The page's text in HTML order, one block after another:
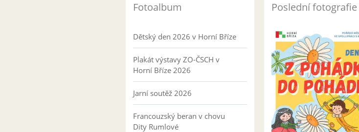
Fotoalbum
Dětský den 2026 v Horní Bříze
Plakát výstavy ZO-ČSCH v
Horní Bříze 2026
Jarní soutěž 2026
Francouzský beran v chovu
Dity Rumlové
Poslední fotografie